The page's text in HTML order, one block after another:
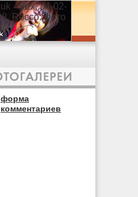
форма
комментариев